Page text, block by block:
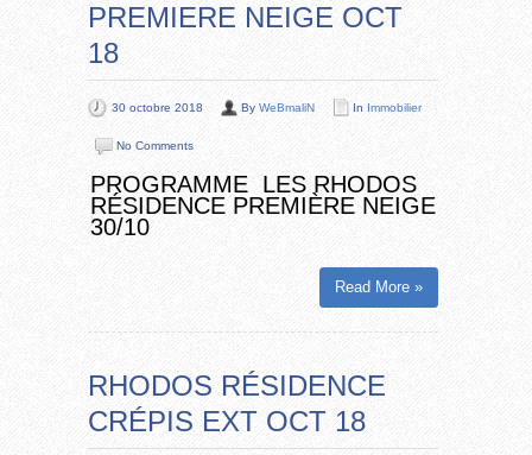
PREMIERE NEIGE OCT
18
30 octobre 2018 By WeBmaliN In Immobilier
No Comments
PROGRAMME LES RHODOS
RÉSIDENCE PREMIÈRE NEIGE
30/10
Read More »
RHODOS RÉSIDENCE
CRÉPIS EXT OCT 18